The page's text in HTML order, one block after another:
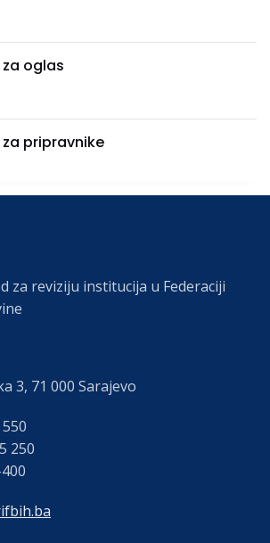
oglas
pripravnike
za reviziju institucija u Federaciji
3, 71 000 Sarajevo
250